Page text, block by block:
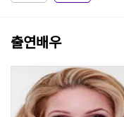
출연배우